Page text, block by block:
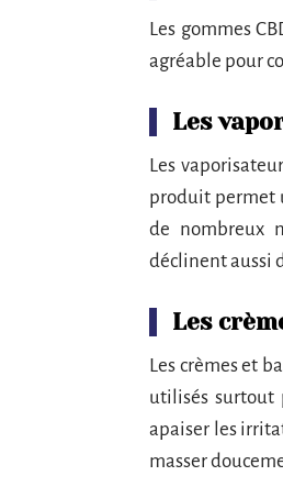
Les gommes
agréable pour
Les
Les
produit permet
de nombreux
déclinent aussi
Les
Les crèmes et
utilisés surtout
apaiser les
masser